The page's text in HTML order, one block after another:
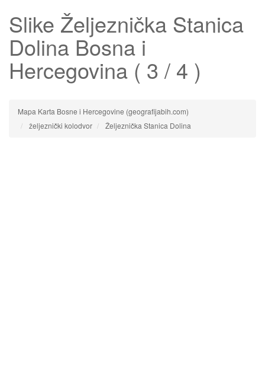
Slike Željeznička Stanica
Dolina Bosna i
Hercegovina ( 3 / 4 )
Mapa Karta Bosne i Hercegovine (geografijabih.com)
željeznički kolodvor
Željeznička Stanica Dolina